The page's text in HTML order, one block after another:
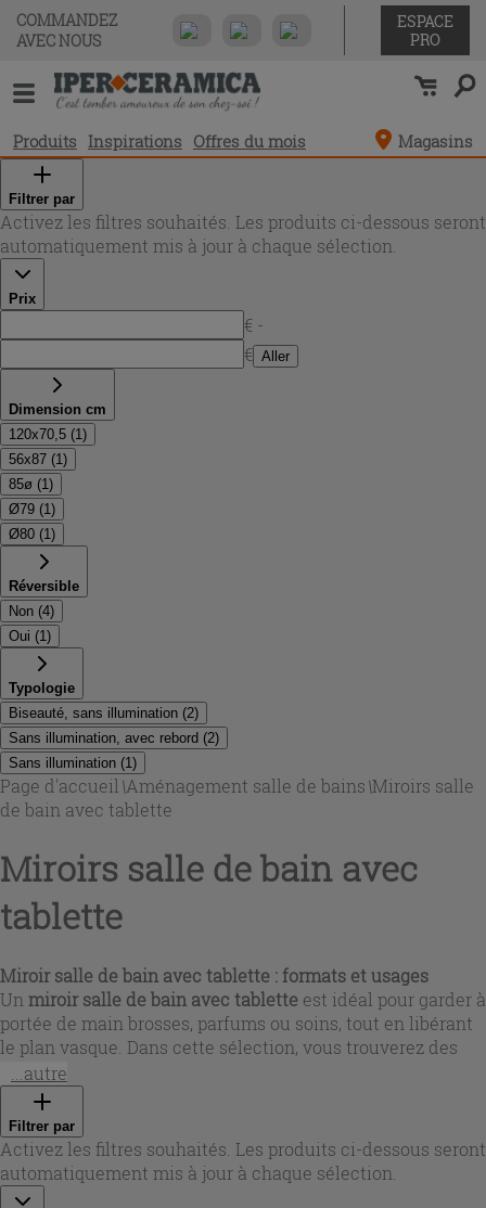
COMMANDEZ
AVEC NOUS
ESPACE
PRO
Produits Inspirations Offres du mois Magasins
Filtrer par
Activez les filtres souhaités. Les produits ci-dessous seront
automatiquement mis à jour à chaque sélection.
Prix
€ -
€ Aller
Dimension cm
120x70,5 (1)
56x87 (1)
85ø (1)
Ø79 (1)
Ø80 (1)
Réversible
Non (4)
Oui (1)
Typologie
Biseauté, sans illumination (2)
Sans illumination, avec rebord (2)
Sans illumination (1)
Page d'accueil \Aménagement salle de bains\Miroirs salle
de bain avec tablette
Miroirs salle de bain avec
tablette
Miroir salle de bain avec tablette : formats et usages
Un miroir salle de bain avec tablette est idéal pour garder à
portée de main brosses, parfums ou soins, tout en libérant
le plan vasque. Dans cette sélection, vous trouverez des
modèles organiques en forme de goutte, des versions
rondes et des solutions plus structurées avec rangement :
le bon miroir salle de bain tablette
et de vos habitudes. La tablette peut être intégrée en bois
pour une présence chaleureuse ou pensée comme un
élément fonctionnel discret, parfait pour organiser la zone
...autre
Filtrer par
Activez les filtres souhaités. Les produits ci-dessous seront
automatiquement mis à jour à chaque sélection.